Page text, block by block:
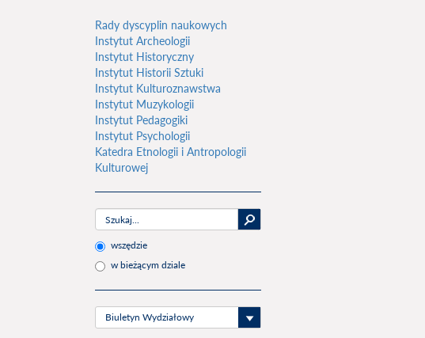
Rady dyscyplin naukowych
Instytut Archeologii
Instytut Historyczny
Instytut Historii Sztuki
Instytut Kulturoznawstwa
Instytut Muzykologii
Instytut Pedagogiki
Instytut Psychologii
Katedra Etnologii i Antropologii
Kulturowej
wszędzie
w bieżącym dziale
Biuletyn Wydziałowy